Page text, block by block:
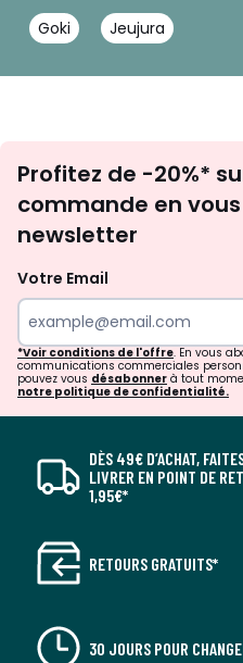
Goki Jeujura
Profitez de -20%*
commande en
newsletter
Votre Email
*Voir conditions de l'offre. En vous
communications commerciales
pouvez vous désabonner à tout
notre politique de confidentialité.
DÈS 49€ D’ACHAT,
LIVRER EN POINT DE
1,95€*
RETOURS GRATUITS*
30 JOURS POUR